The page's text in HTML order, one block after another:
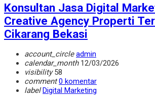
Konsultan Jasa Digital
Creative Agency Properti
Cikarang Bekasi
account_circle admin
calendar_month12/03/2026
visibility58
comment 0 komentar
label Digital Marketing